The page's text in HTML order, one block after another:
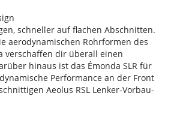
schneller auf flachen Abschnitten.
aerodynamischen Rohrformen des
verschaffen dir überall einen
hinaus ist das Émonda SLR für
Performance an der Front
Aeolus RSL Lenker-Vorbau-